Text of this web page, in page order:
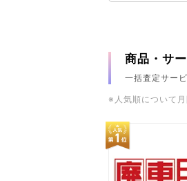
商品・サ
一括査定サー
※人気順について